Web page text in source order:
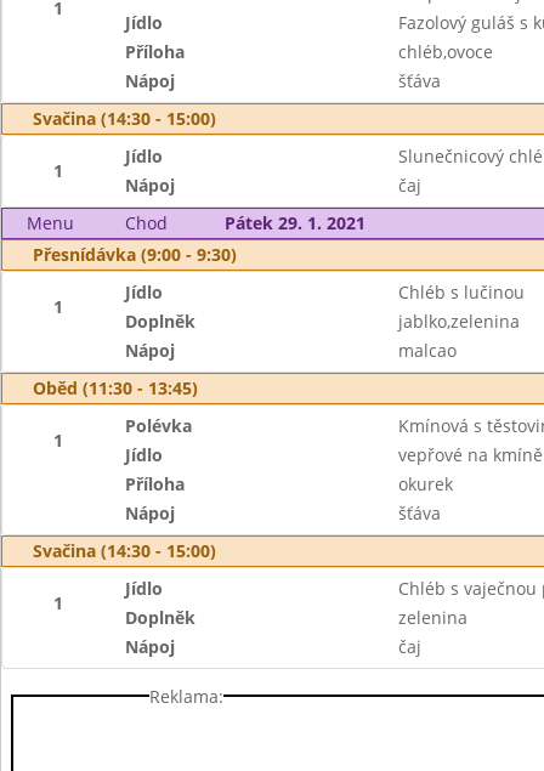
1
Jídlo
Fazolový guláš s
Příloha
chléb,ovoce
Nápoj
šťáva
Svačina (14:30 - 15:00)
1
Jídlo
Slunečnicový
Nápoj
čaj
Menu
Chod
Pátek 29. 1. 2021
Přesnídávka (9:00 - 9:30)
1
Jídlo
Chléb s lučinou
Doplněk
jablko,zelenina
Nápoj
malcao
Oběd (11:30 - 13:45)
1
Polévka
Kmínová s
Jídlo
vepřové na
Příloha
okurek
Nápoj
šťáva
Svačina (14:30 - 15:00)
1
Jídlo
Chléb s vaječnou
Doplněk
zelenina
Nápoj
čaj
Reklama: